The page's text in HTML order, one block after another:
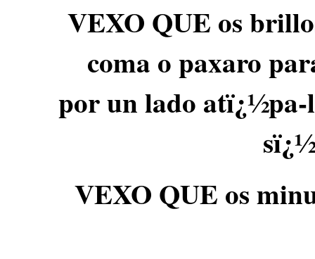
VEXO QUE os
coma o paxaro
por un lado
VEXO QUE os